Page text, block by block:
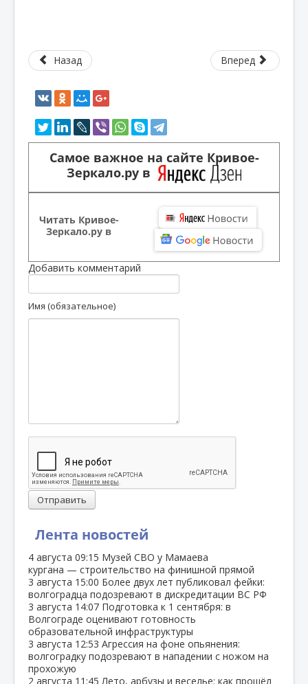
Лента новостей
4 августа 09:15 Музей СВО у Мамаева
кургана — строительство на финишной прямой
3 августа 15:00 Более двух лет публиковал фейки:
волгоградца подозревают в дискредитации ВС РФ
3 августа 14:07 Подготовка к 1 сентября: в
Волгограде оценивают готовность
образовательной инфраструктуры
3 августа 12:53 Агрессия на фоне опьянения:
волгоградку подозревают в нападении с ножом на
прохожую
2 августа 11:45 Лето, арбузы и веселье: как прошёл
Назад Вперед
Самое важное на сайте Кривое-
Зеркало.ру в
Читать Кривое-
Зеркало.ру в
Добавить комментарий
Имя (обязательное)
Отправить